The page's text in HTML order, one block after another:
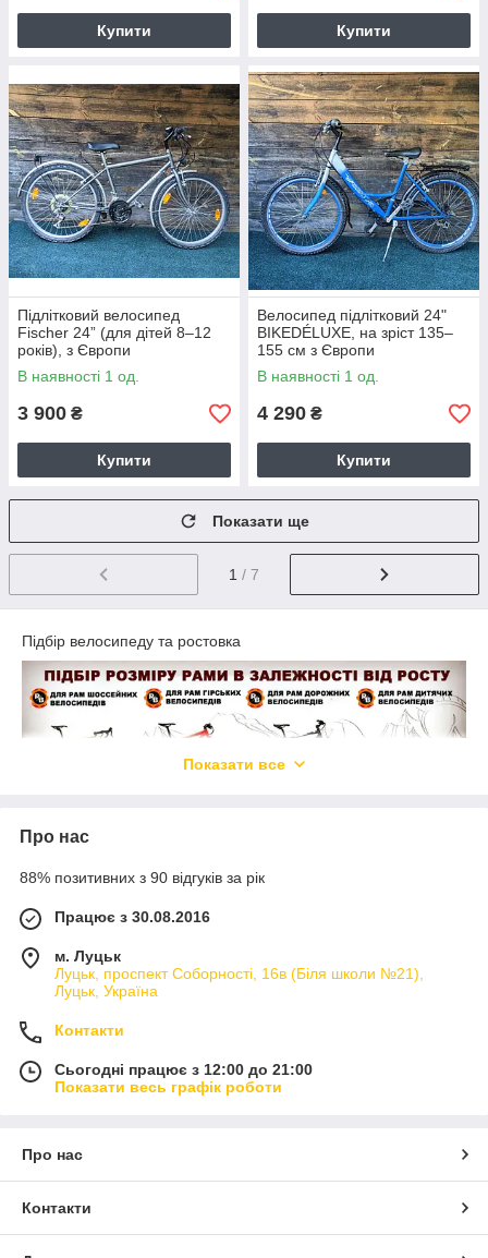
Купити Купити
Підлітковий велосипед
Fischer 24” (для дітей 8–12
років), з Європи
В наявності 1 од.
3 900 ₴
Купити
Велосипед підлітковий 24"
BIKEDÉLUXE, на зріст 135–
155 см з Європи
В наявності 1 од.
4 290 ₴
Купити
Показати ще
1 / 7
Підбір велосипеду та ростовка
Показати все
Про нас
88% позитивних з 90 відгуків за рік
Працює з 30.08.2016
м. Луцьк
Луцьк, проспект Соборності, 16в (Біля школи №21),
Луцьк, Україна
Контакти
Сьогодні працює з 12:00 до 21:00
Показати весь графік роботи
Про нас
Контакти